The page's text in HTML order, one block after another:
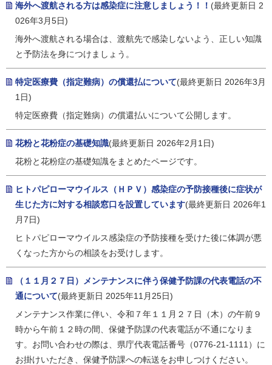
海外へ渡航される方は感染症に注意しましょう！！ (最終更新日 2
026年3月5日)
海外へ渡航される場合は、渡航先で感染しないよう、正しい知識
と予防法を身につけましょう。
特定医療費（指定難病）の償還払について(最終更新日 2026年3月
1日)
特定医療費（指定難病）の償還払いについて公開します。
花粉と花粉症の基礎知識(最終更新日 2026年2月1日)
花粉と花粉症の基礎知識をまとめたページです。
ヒトパピローマウイルス（ＨＰＶ）感染症の予防接種後に症状が
生じた方に対する相談窓口を設置しています(最終更新日 2026年1
月7日)
ヒトパピローマウイルス感染症の予防接種を受けた後に体調が悪
くなった方からの相談をお受けします。
（１１月２７日）メンテナンスに伴う保健予防課の代表電話の不
通について(最終更新日 2025年11月25日)
メンテナンス作業に伴い、令和７年１１月２７日（木）の午前９
時から午前１２時の間、保健予防課の代表電話が不通になりま
す。お問い合わせの際は、県庁代表電話番号（0776-21-1111）に
お掛けいただき、保健予防課への転送をお申しつけください。